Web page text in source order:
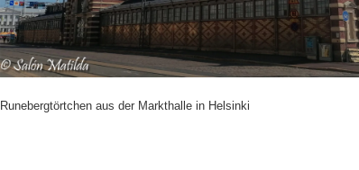
Runebergtörtchen aus der Markthalle in Helsinki